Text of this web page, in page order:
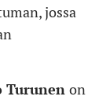
jossa
Turunen on